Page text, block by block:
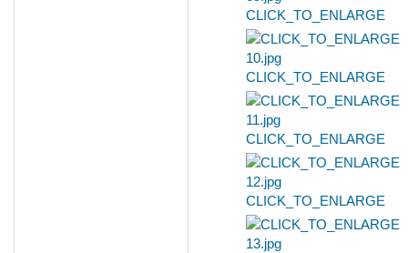
CLICK_TO_ENLARGE
CLICK_TO_ENLARGE
CLICK_TO_ENLARGE
CLICK_TO_ENLARGE